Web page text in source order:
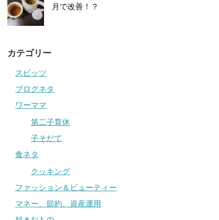
月で改善！？
カテゴリー
スピッツ
ブログネタ
ワーママ
第二子育休
子そだて
食ネタ
クッキング
ファッション＆ビューティー
マネー、節約、資産運用